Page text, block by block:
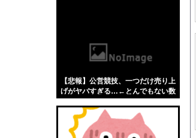
【悲報】公営競技、一つだけ売り上
げがヤバすぎる…←とんでもない数